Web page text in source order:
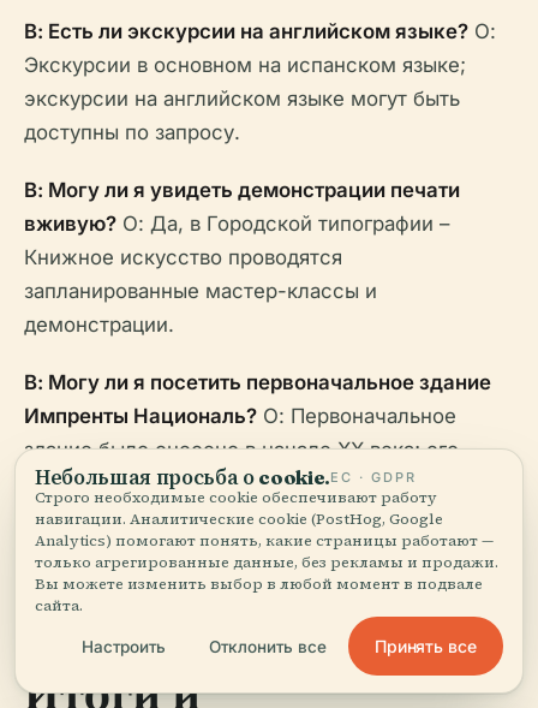
В: Есть ли экскурсии на английском языке? О:
Экскурсии в основном на испанском языке;
экскурсии на английском языке могут быть
доступны по запросу.
В: Могу ли я увидеть демонстрации печати
вживую? О: Да, в Городской типографии –
Книжное искусство проводятся
запланированные мастер-классы и
демонстрации.
В: Могу ли я посетить первоначальное здание
Импренты Националь? О: Первоначальное
здание было снесено в начале XX века; его
наследие сохраняется в Городской типографии
и в архивах.
Итоги и
Небольшая просьба о cookie.ЕС · GDPR
Строго необходимые cookie обеспечивают работу
навигации. Аналитические cookie (PostHog, Google
Analytics) помогают понять, какие страницы работают —
только агрегированные данные, без рекламы и продажи.
Вы можете изменить выбор в любой момент в подвале
сайта.
Настроить Отклонить все Принять все